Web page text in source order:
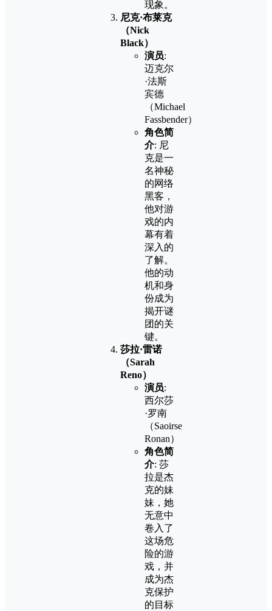
现象。
尼克·布莱克
（Nick
Black）
演员:
迈克尔
·法斯
宾德
（Michael
Fassbender）
角色简
介: 尼
克是一
名神秘
的网络
黑客，
他对游
戏的内
幕有着
深入的
了解。
他的动
机和身
份成为
揭开谜
团的关
键。
莎拉·雷诺
（Sarah
Reno）
演员:
西尔莎
·罗南
（Saoirse
Ronan）
角色简
介: 莎
拉是杰
克的妹
妹，她
无意中
卷入了
这场危
险的游
戏，并
成为杰
克保护
的目标